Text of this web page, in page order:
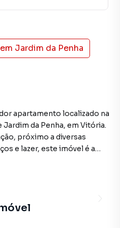
Jardim da Penha
apartamento localizado na
Jardim da Penha, em Vitória.
próximo a diversas
e lazer, este imóvel é a
planta bem distribuída,